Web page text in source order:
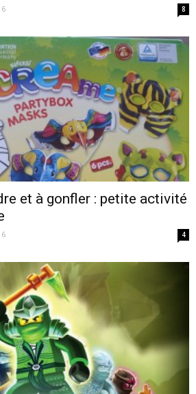
8
et à gonfler : petite activité
4